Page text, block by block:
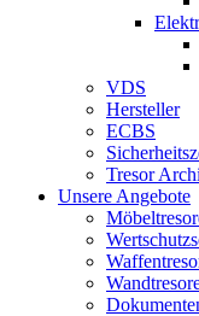
VDS
Hersteller
ECBS
Tresor
Unsere Angebote